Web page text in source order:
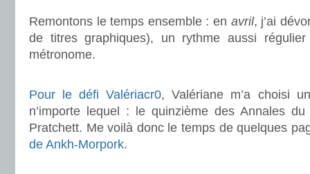
Remontons le temps ensemble : en avril, j’ai
de titres graphiques), un rythme aussi
métronome.
Pour le défi Valériacr0, Valériane m’a choisi
n’importe lequel : le quinzième des Annales
Pratchett. Me voilà donc le temps de quelques
de Ankh-Morpork.